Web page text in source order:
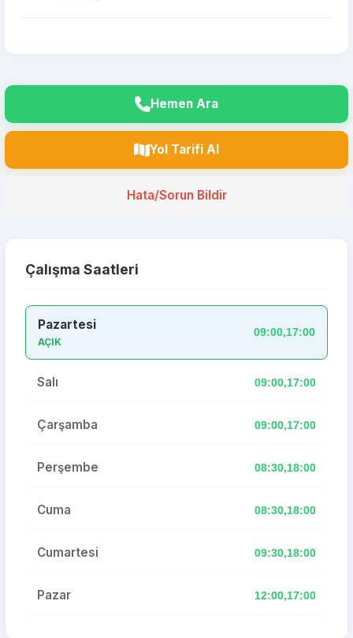
Hemen Ara
Yol Tarifi Al
Hata/Sorun Bildir
Çalışma Saatleri
Pazartesi
AÇIK
09:00,17:00
Salı 09:00,17:00
Çarşamba 09:00,17:00
Perşembe 08:30,18:00
Cuma 08:30,18:00
Cumartesi 09:30,18:00
Pazar 12:00,17:00